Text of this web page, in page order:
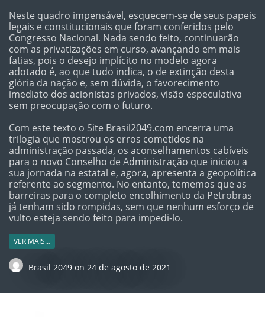
Neste quadro impensável, esquecem-se de seus papeis
legais e constitucionais que foram conferidos pelo
Congresso Nacional. Nada sendo feito, continuarão
com as privatizações em curso, avançando em mais
fatias, pois o desejo implícito no modelo agora
adotado é, ao que tudo indica, o de extinção desta
glória da nação e, sem dúvida, o favorecimento
imediato dos acionistas privados, visão especulativa
sem preocupação com o futuro.
Com este texto o Site Brasil2049.com encerra uma
trilogia que mostrou os erros cometidos na
administração passada, os aconselhamentos cabíveis
para o novo Conselho de Administração que iniciou a
sua jornada na estatal e, agora, apresenta a geopolítica
referente ao segmento. No entanto, tememos que as
barreiras para o completo encolhimento da Petrobras
já tenham sido rompidas, sem que nenhum esforço de
vulto esteja sendo feito para impedi-lo.
VER MAIS…
Brasil 2049 on 24 de agosto de 2021